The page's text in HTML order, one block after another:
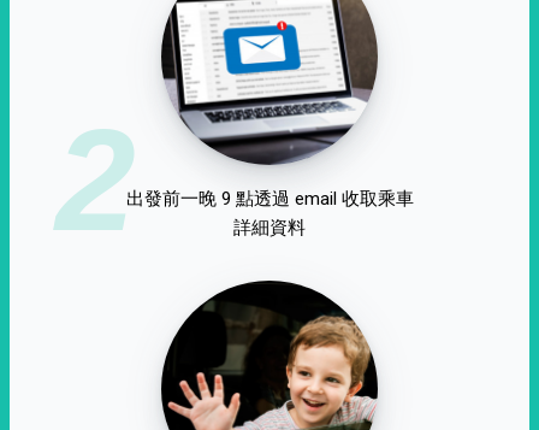
2出發前一晚 9 點透過 email 收取乘車
詳細資料